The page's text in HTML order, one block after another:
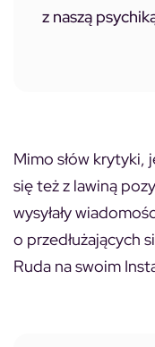
z naszą
Mimo słów krytyki,
się też z lawiną
wysyłały
o przedłużających
Ruda na swoim